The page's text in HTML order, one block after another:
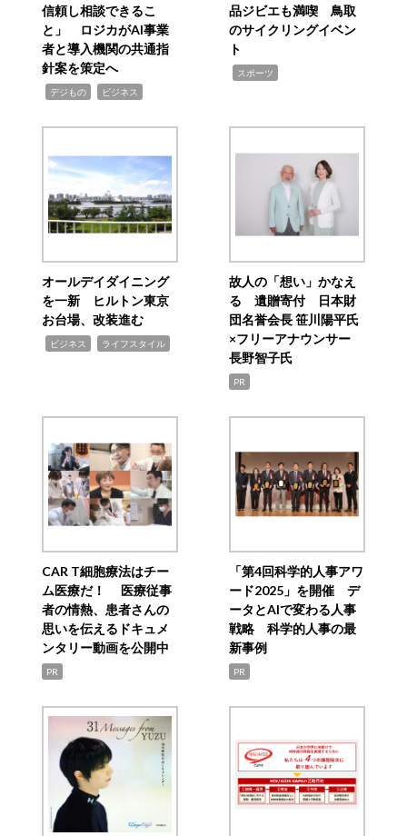
信頼し相談できるこ
と」 ロジカがAI事業
者と導入機関の共通指
針案を策定へ
デジもの ビジネス
品ジビエも満喫 鳥取
のサイクリングイベン
ト
スポーツ
オールデイダイニング
を一新 ヒルトン東京
お台場、改装進む
ビジネス ライフスタイル
故人の「想い」かなえ
る 遺贈寄付 日本財
団名誉会長 笹川陽平氏
×フリーアナウンサー
長野智子氏
PR
CAR T細胞療法はチー
ム医療だ！ 医療従事
者の情熱、患者さんの
思いを伝えるドキュメ
ンタリー動画を公開中
PR
「第4回科学的人事アワ
ード2025」を開催 デ
ータとAIで変わる人事
戦略 科学的人事の最
新事例
PR